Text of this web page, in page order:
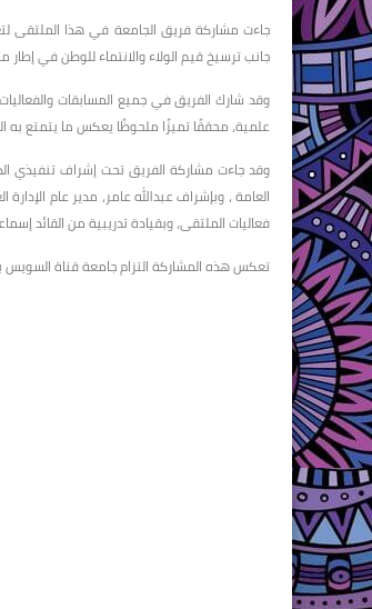
جاءت مشاركة فريق الجامعة في هذا الملتقى
جانب ترسيخ قيم الولاء والانتماء للوطن في إطار
وقد شارك الفريق في جميع المسابقات
علمية، محققًا تميزًا ملحوظًا يعكس ما يتمتع به
وقد جاءت مشاركة الفريق تحت إشراف تنفيذي
العامة ، وبإشراف عبدالله عامر، مدير عام
فعاليات الملتقى، وبقيادة تدريبية من القائد
تعكس هذه المشاركة التزام جامعة قناة السويس